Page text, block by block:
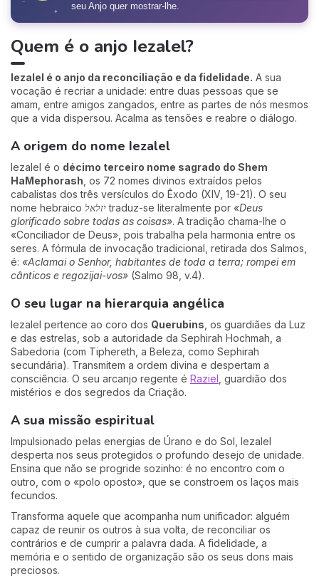
✦
seu Anjo quer mostrar-lhe.
Quem é o anjo Iezalel?
Iezalel é o anjo da reconciliação e da fidelidade. A sua
vocação é recriar a unidade: entre duas pessoas que se
amam, entre amigos zangados, entre as partes de nós mesmos
que a vida dispersou. Acalma as tensões e reabre o diálogo.
A origem do nome Iezalel
Iezalel é o décimo terceiro nome sagrado do Shem
HaMephorash , os 72 nomes divinos extraídos pelos
cabalistas dos três versículos do Êxodo (XIV, 19-21). O seu
nome hebraico יזלאלtraduz-se literalmente por «Deus
glorificado sobre todas as coisas». A tradição chama-lhe o
«Conciliador de Deus», pois trabalha pela harmonia entre os
seres. A fórmula de invocação tradicional, retirada dos Salmos,
é: «Aclamai o Senhor, habitantes de toda a terra; rompei em
cânticos e regozijai-vos» (Salmo 98, v.4).
O seu lugar na hierarquia angélica
Iezalel pertence ao coro dos Querubins , os guardiães da Luz
e das estrelas, sob a autoridade da Sephirah Hochmah, a
Sabedoria (com Tiphereth, a Beleza, como Sephirah
secundária). Transmitem a ordem divina e despertam a
consciência. O seu arcanjo regente é Raziel , guardião dos
mistérios e dos segredos da Criação.
A sua missão espiritual
Impulsionado pelas energias de Úrano e do Sol, Iezalel
desperta nos seus protegidos o profundo desejo de unidade.
Ensina que não se progride sozinho: é no encontro com o
outro, com o «polo oposto», que se constroem os laços mais
fecundos.
Transforma aquele que acompanha num unificador: alguém
capaz de reunir os outros à sua volta, de reconciliar os
contrários e de cumprir a palavra dada. A fidelidade, a
memória e o sentido de organização são os seus dons mais
preciosos.